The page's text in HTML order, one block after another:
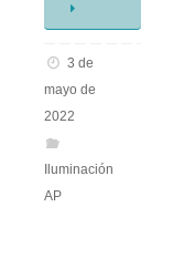
3 de
mayo de
2022
Iluminación
AP